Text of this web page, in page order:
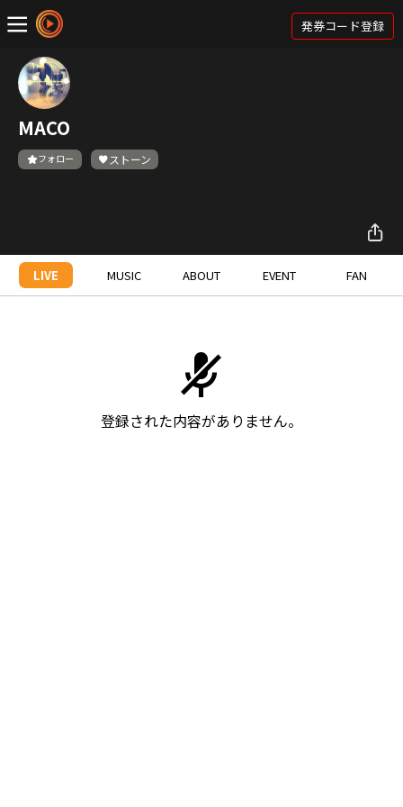
発券コード登録
MACO
フォロー ストーン
LIVE MUSIC ABOUT EVENT FAN
登録された内容がありません。